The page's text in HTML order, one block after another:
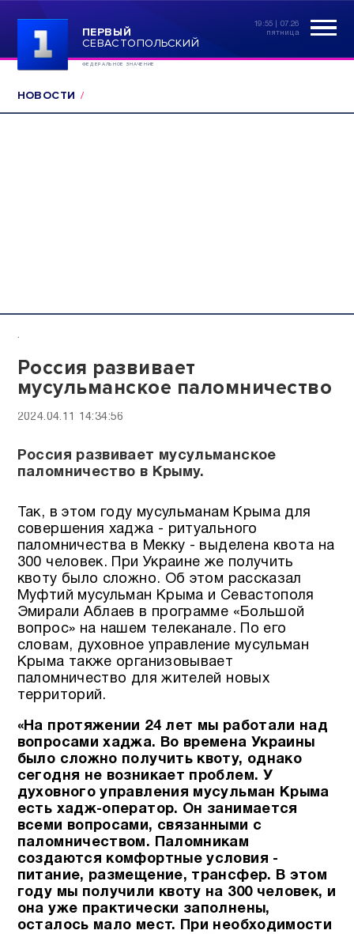
ПЕРВЫЙ
СЕВАСТОПОЛЬСКИЙ
ФЕДЕРАЛЬНОЕ ЗНАЧЕНИЕ
19:55 | 07.26
пятница
НОВОСТИ
.
Россия развивает
мусульманское паломничество
2024.04.11 14:34:56
Россия развивает мусульманское
паломничество в Крыму.
Так, в этом году мусульманам Крыма для
совершения хаджа - ритуального
паломничества в Мекку - выделена квота на
300 человек. При Украине же получить
квоту было сложно. Об этом рассказал
Муфтий мусульман Крыма и Севастополя
Эмирали Аблаев в программе «Большой
вопрос» на нашем телеканале. По его
словам, духовное управление мусульман
Крыма также организовывает
паломничество для жителей новых
территорий.
«На протяжении 24 лет мы работали над
вопросами хаджа. Во времена Украины
было сложно получить квоту, однако
сегодня не возникает проблем. У
духовного управления мусульман Крыма
есть хадж-оператор. Он занимается
всеми вопросами, связанными с
паломничеством. Паломникам
создаются комфортные условия -
питание, размещение, трансфер. В этом
году мы получили квоту на 300 человек, и
она уже практически заполнены,
осталось мало мест. При необходимости